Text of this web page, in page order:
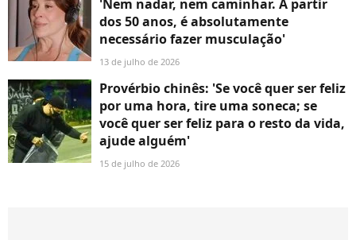
'Nem nadar, nem caminhar. A partir
dos 50 anos, é absolutamente
necessário fazer musculação'
13 de julho de 2026
Provérbio chinês: 'Se você quer ser feliz
por uma hora, tire uma soneca; se
você quer ser feliz para o resto da vida,
ajude alguém'
15 de julho de 2026